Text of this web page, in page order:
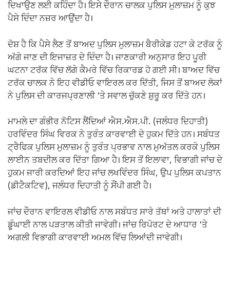
ਦਿਖਾਉਣ ਲਈ ਕਹਿੰਦਾ ਹੈ। ਇਸੇ ਦੌਰਾਨ ਚਾਲਕ ਪੁਲਿਸ ਮੁਲਾਜ਼ਮ ਨੂੰ ਕੁਝ
ਪੈਸੇ ਦਿੰਦਾ ਨਜ਼ਰ ਆਉਂਦਾ ਹੈ।
ਦੋਸ਼ ਹੈ ਕਿ ਪੈਸੇ ਲੈਣ ਤੋਂ ਬਾਅਦ ਪੁਲਿਸ ਮੁਲਾਜ਼ਮ ਬੈਰੀਕੇਡ ਹਟਾ ਕੇ ਟਰੱਕ ਨੂੰ
ਅੱਗੇ ਜਾਣ ਦੀ ਇਜਾਜ਼ਤ ਦੇ ਦਿੰਦਾ ਹੈ। ਜਾਣਕਾਰੀ ਅਨੁਸਾਰ ਇਹ ਪੂਰੀ
ਘਟਨਾ ਟਰੱਕ ਵਿੱਚ ਲੱਗੇ ਕੈਮਰੇ ਵਿੱਚ ਰਿਕਾਰਡ ਹੋ ਗਈ ਸੀ। ਬਾਅਦ ਵਿੱਚ
ਟਰੱਕ ਚਾਲਕ ਨੇ ਇਹ ਵੀਡੀਓ ਵਾਇਰਲ ਕਰ ਦਿੱਤੀ, ਜਿਸ ਤੋਂ ਬਾਅਦ ਲੋਕਾਂ
ਨੇ ਪੁਲਿਸ ਦੀ ਕਾਰਜਪ੍ਰਣਾਲੀ ‘ਤੇ ਸਵਾਲ ਚੁੱਕਣੇ ਸ਼ੁਰੂ ਕਰ ਦਿੱਤੇ ਹਨ।
ਮਾਮਲੇ ਦਾ ਗੰਭੀਰ ਨੋਟਿਸ ਲੈਂਦਿਆਂ ਐਸ.ਐਸ.ਪੀ. (ਜਲੰਧਰ ਦਿਹਾਤੀ)
ਹਰਵਿੰਦਰ ਸਿੰਘ ਵਿਰਕ ਨੇ ਤੁਰੰਤ ਕਾਰਵਾਈ ਦੇ ਹੁਕਮ ਦਿੱਤੇ ਹਨ। ਸਬੰਧਤ
ਟ੍ਰੈਫਿਕ ਪੁਲਿਸ ਮੁਲਾਜ਼ਮ ਨੂੰ ਤੁਰੰਤ ਪ੍ਰਭਾਵ ਨਾਲ ਮੁਅੱਤਲ ਕਰਕੇ ਪੁਲਿਸ
ਲਾਈਨ ਤਬਦੀਲ ਕਰ ਦਿੱਤਾ ਗਿਆ ਹੈ। ਇਸ ਤੋਂ ਇਲਾਵਾ, ਵਿਭਾਗੀ ਜਾਂਚ ਦੇ
ਹੁਕਮ ਜਾਰੀ ਕਰਦਿਆਂ ਇਹ ਜਾਂਚ ਲਖਵਿੰਦਰ ਸਿੰਘ, ਉਪ ਪੁਲਿਸ ਕਪਤਾਨ
(ਡੀਟੈਕਟਿਵ), ਜਲੰਧਰ ਦਿਹਾਤੀ ਨੂੰ ਸੌਂਪੀ ਗਈ ਹੈ।
ਜਾਂਚ ਦੌਰਾਨ ਵਾਇਰਲ ਵੀਡੀਓ ਨਾਲ ਸਬੰਧਤ ਸਾਰੇ ਤੱਥਾਂ ਅਤੇ ਹਾਲਾਤਾਂ ਦੀ
ਡੂੰਘਾਈ ਨਾਲ ਪੜਤਾਲ ਕੀਤੀ ਜਾਵੇਗੀ। ਜਾਂਚ ਰਿਪੋਰਟ ਦੇ ਆਧਾਰ ‘ਤੇ
ਅਗਲੀ ਵਿਭਾਗੀ ਕਾਰਵਾਈ ਅਮਲ ਵਿੱਚ ਲਿਆਂਦੀ ਜਾਵੇਗੀ।